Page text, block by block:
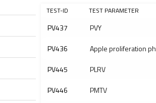
TEST-ID TEST PARAMETER
PV437 PVY
PV436
Apple proliferation
PV445
PLRV
PV446
PMTV